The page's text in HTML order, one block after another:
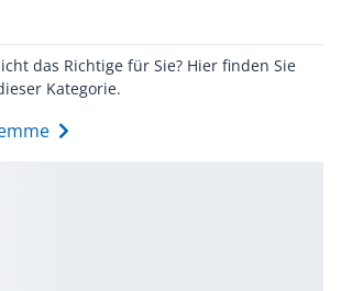
das Richtige für Sie? Hier finden Sie
Kategorie.